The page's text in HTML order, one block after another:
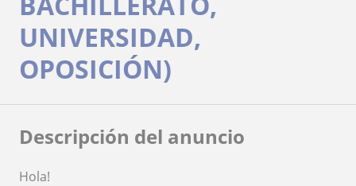
UNIVERSIDAD,
OPOSICIÓN)
Descripción del anuncio
Hola!